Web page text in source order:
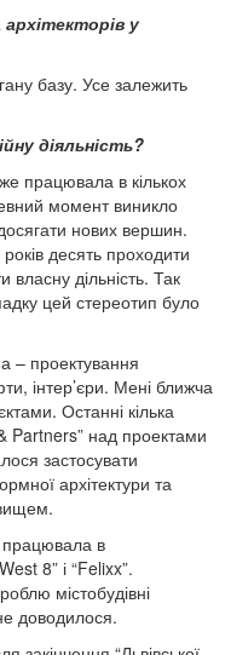
у
базу. Усе залежить
діяльність?
працювала в кількох
момент виникло
нових вершин.
десять проходити
власну дільність. Так
цей стереотип було
– проектування
інтер’єри. Мені ближча
Останні кілька
Partners” над проектами
застосувати
архітектури та
працювала в
8” і “Felixx”.
містобудівні
доводилося.